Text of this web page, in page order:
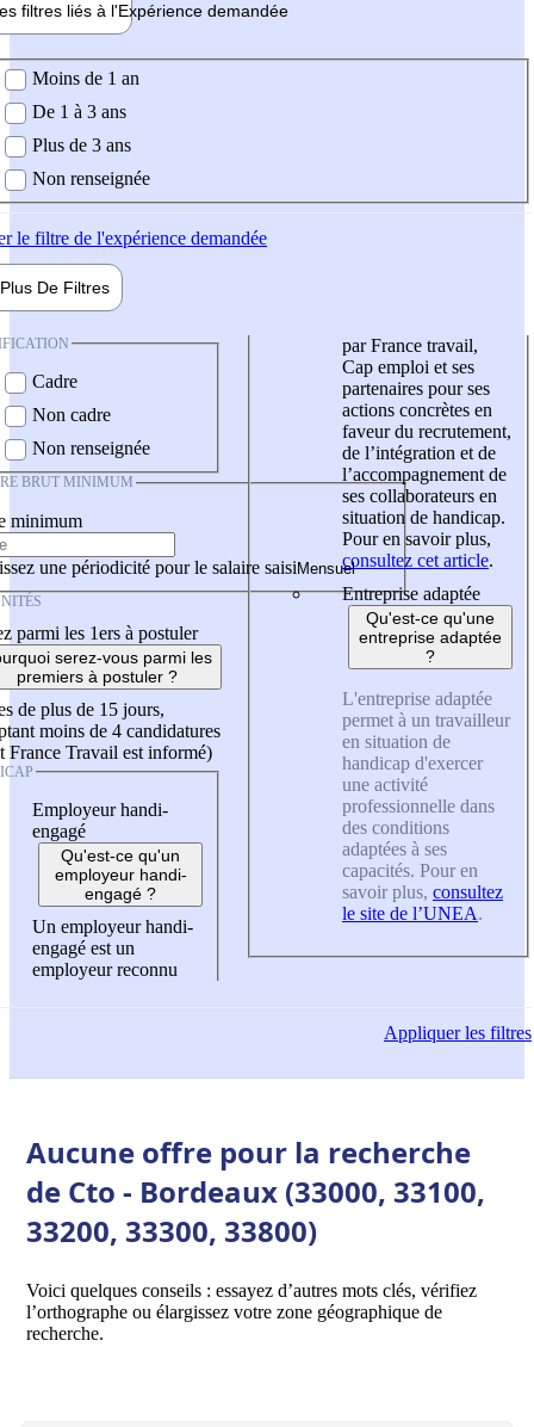
filtres liés à l'Expérience demandée
demandée
Moins de 1 an
De 1 à 3 ans
Plus de 3 ans
Non renseignée
le filtre de l'expérience demandée
Plus De Filtres
Cadre
Non cadre
Non renseignée
BRUT MINIMUM
minimum
une périodicité pour le salaire saisi
parmi les 1ers à postuler
serez-vous parmi les
premiers à postuler ?
de plus de 15 jours,
moins de 4 candidatures
France Travail est informé)
Employeur handi-
engagé
Qu'est-ce qu'un
employeur handi-
engagé ?
Un employeur handi-
engagé est un
employeur reconnu
par France travail,
Cap emploi et ses
partenaires pour ses
actions concrètes en
faveur du recrutement,
de l’intégration et de
l’accompagnement de
ses collaborateurs en
situation de handicap.
Pour en savoir plus,
consultez cet article.
Entreprise adaptée
Qu'est-ce qu'une
entreprise adaptée
?
L'entreprise adaptée
permet à un travailleur
en situation de
handicap d'exercer
une activité
professionnelle dans
des conditions
adaptées à ses
capacités. Pour en
savoir plus, consultez
le site de l’UNEA.
Appliquerles filtres
Aucune offre pour la recherche
de Cto - Bordeaux (33000, 33100,
33200, 33300, 33800)
Voici quelques conseils : essayez d’autres mots clés, vérifiez
l’orthographe ou élargissez votre zone géographique de
recherche.